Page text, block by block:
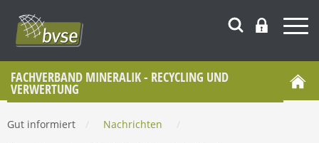
FACHVERBAND MINERALIK - RECYCLING UND
VERWERTUNG
Gut informiert Nachrichten